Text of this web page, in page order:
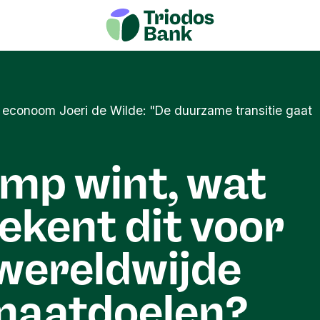
Joeri de Wilde: "De duurzame transitie gaat
wint, wat
dit voor